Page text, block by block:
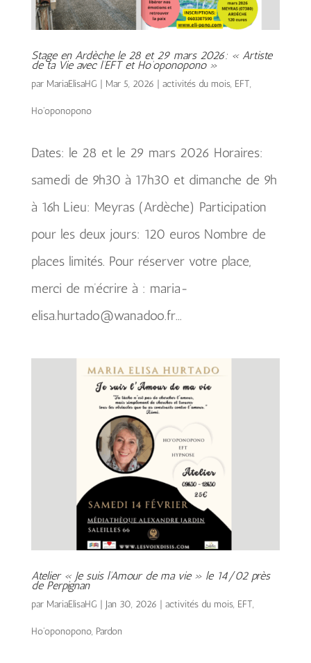
Stage en Ardèche le 28 et 29 mars 2026: « Artiste
de ta Vie avec l’EFT et Ho’oponopono »
par MariaElisaHG | Mar 5, 2026 | activités du mois, EFT,
Ho'oponopono
Dates: le 28 et le 29 mars 2026 Horaires:
samedi de 9h30 à 17h30 et dimanche de 9h
à 16h Lieu: Meyras (Ardèche) Participation
pour les deux jours: 120 euros Nombre de
places limités. Pour réserver votre place,
merci de m’écrire à : maria-
elisa.hurtado@wanadoo.fr...
Atelier « Je suis l’Amour de ma vie » le 14/02 près
de Perpignan
par MariaElisaHG | Jan 30, 2026 | activités du mois, EFT,
Ho'oponopono, Pardon